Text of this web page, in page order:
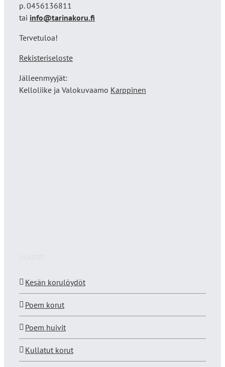
p. 0456136811
tai info@tarinakoru.fi
Tervetuloa!
Rekisteriseloste
Jälleenmyyjät:
Kelloliike ja Valokuvaamo Karppinen
Kesän korulöydöt
Poem korut
Poem huivit
Kullatut korut